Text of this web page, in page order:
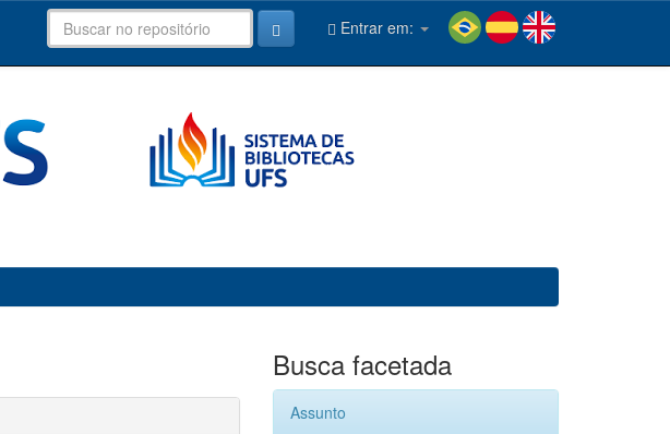
Entrar em:
Busca facetada
Assunto